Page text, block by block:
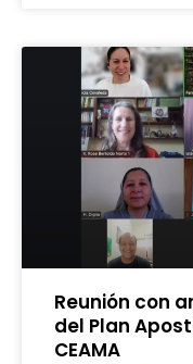
Reunión con
del Plan
CEAMA